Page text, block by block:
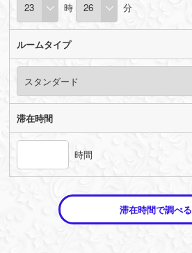
時 分
ルームタイプ
滞在時間
時間
滞在時間で調べる